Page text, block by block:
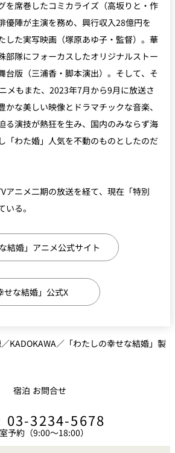
を席巻したコミカライズ（高坂りと・作
優陣が主演を務め、興行収入28億円を
した実写映画（塚原あゆ子・監督）。華
部隊にフォーカスしたオリジナルストー
台版（三浦香・脚本演出）。そして、そ
メもまた、2023年7月から9月に放送さ
かな美しい映像とドラマチックな音楽、
る演技が熱狂を生み、国内のみならず海
「わた婚」人気を不動のものとしたのだ
アニメ二期の放送を経て、現在「特別
る。
結婚」アニメ公式サイト
せな結婚」公式X
KADOKAWA／「わたしの幸せな結婚」製
宿泊 お問合せ
03-3234-5678
予約（9:00～18:00）